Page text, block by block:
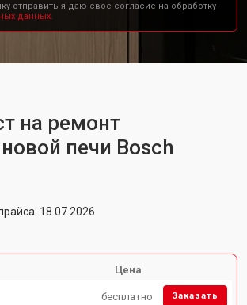
отправить я даю свое согласие на обработку
данных.
на ремонт
печи Bosch
18.07.2026
Цена
бесплатно Заказать